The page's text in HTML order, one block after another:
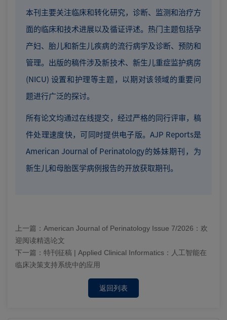
本刊主要关注临床和转化研究，诊断、监测和治疗方
面的临床和技术进展以及循证评述。热门主题包括孕
产妇、胎儿和新生儿疾病的流行病学及诊断、预防和
管理。出版的稿件涉及新技术、新生儿重症监护病房
(NICU) 设置和护理等主题，以期对该领域的重要问
题进行广泛的探讨。
所有论文均通过在线提交，经过严格的同行评审，稿
件处理速度快，可同时提供电子版。AJP Reports是
American Journal of Perinatology的姊妹期刊，为
新生儿和母胎医学病例报告的开放获取期刊。
上一篇： American Journal of Perinatology Issue 7/2026：欢
迎阅读精选论文
下一篇： 特刊征稿 | Applied Clinical Informatics：人工智能在
临床决策支持系统中的应用
返回列表